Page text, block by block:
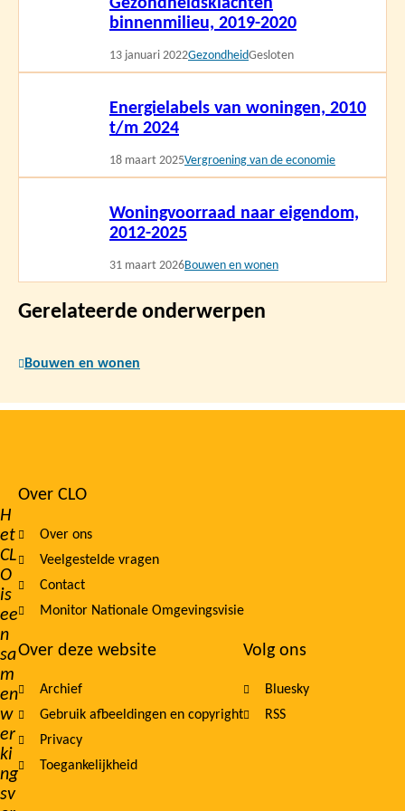
binnenmilieu, 2019-2020
13 januari 2022GezondheidGesloten
Energielabels van woningen, 2010
t/m 2024
18 maart 2025Vergroening van de economie
Woningvoorraad naar eigendom,
2012-2025
31 maart 2026Bouwen en wonen
Gerelateerde onderwerpen
Bouwen en wonen
H
et
CL
O
is
ee
n
sa
m
en
w
er
ki
ng
sv
Footer
navigation
Over CLO
Over ons
Veelgestelde vragen
Contact
Monitor Nationale Omgevingsvisie
Over deze website
Archief
Gebruik afbeeldingen en copyright
Privacy
Toegankelijkheid
Volg ons
Bluesky
RSS